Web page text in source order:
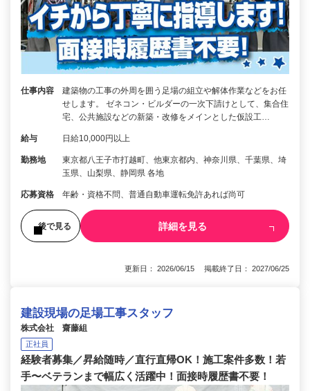
仕事内容
建築物の工事の外周を囲う足場の組立や解体作業などをお任
せします。 ゼネコン・ビルダーの一次下請けとして、集合住
宅、公共施設などの新築・改修をメインとした仮設工…
給与 日給10,000円以上
勤務地
東京都八王子市打越町、他東京都内、神奈川県、千葉県、埼
玉県、山梨県、静岡県 各地
応募資格 年齢・資格不問、普通自動車運転免許あれば尚可
後で見る 詳細を見る
更新日： 2026/06/15 掲載終了日： 2027/06/25
建設現場の足場工事スタッフ
株式会社 齋藤組
正社員
経験者募集／昇給随時／直行直帰OK！施工案件多数！若
手〜ベテランまで幅広く活躍中！面接時履歴書不要！